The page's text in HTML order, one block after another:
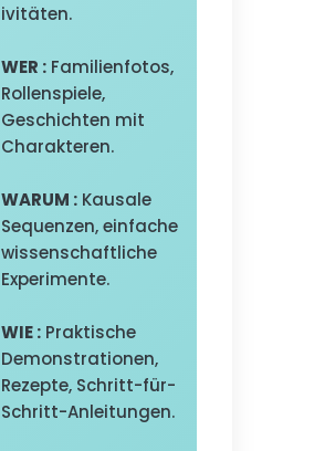
ivitäten.
WER :Familienfotos,
Rollenspiele,
Geschichten mit
Charakteren.
WARUM :Kausale
Sequenzen, einfache
wissenschaftliche
Experimente.
WIE :Praktische
Demonstrationen,
Rezepte, Schritt-für-
Schritt-Anleitungen.